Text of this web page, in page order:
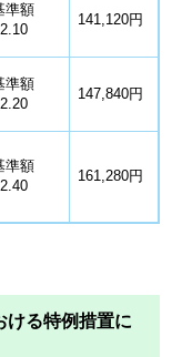
準額
141,120円
準額
147,840円
準額
161,280円
ける特例措置に